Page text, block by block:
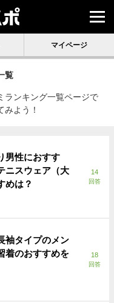
マイページ
覧
ランキング一覧ページで
よう！
男性におすす
ニスウェア（大
めは？
14
回答
袖タイプのメン
着のおすすめを
18
回答